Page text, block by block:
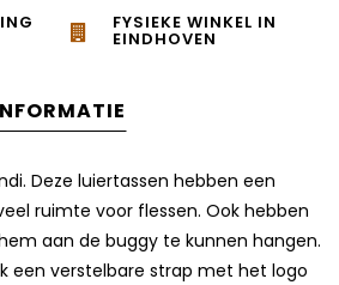
FYSIEKE WINKEL IN
EINDHOVEN
Deze luiertassen hebben een
ruimte voor flessen. Ook hebben
aan de buggy te kunnen hangen.
een verstelbare strap met het logo